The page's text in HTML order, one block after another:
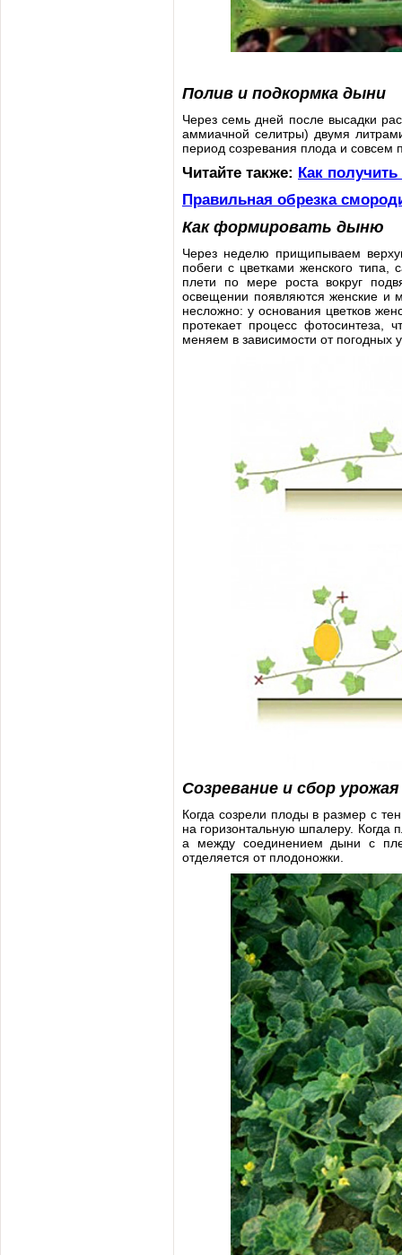
Полив и подкормка дыни
Через семь дней после высадки
аммиачной селитры) двумя
период созревания плода и совсем
Читайте также: Как
Правильная обрезка
Как формировать дыню
Через неделю прищипываем
побеги с цветками женского
плети по мере роста вокруг
освещении появляются женские и
несложно: у основания цветков
протекает процесс
меняем в зависимости от погодных
Созревание и сбор урожая
Когда созрели плоды в размер с
на горизонтальную шпалеру. Когда
а между соединением дыни с
отделяется от плодоножки.